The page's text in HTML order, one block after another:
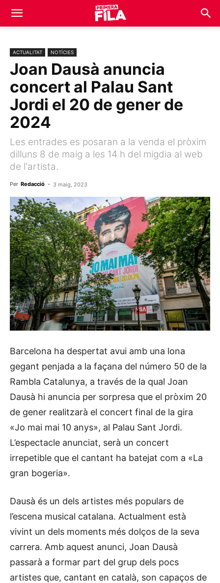
ACTUALITAT NOTÍCIES
Joan Dausà anuncia
concert al Palau Sant
Jordi el 20 de gener de
2024
Les entrades es posaran a la venda el pròxim
dilluns 8 de maig a les 14 h del migdia al web
de l'artista.
Per Redacció - 3 maig, 2023
Barcelona ha despertat avui amb una lona
gegant penjada a la façana del número 50 de la
Rambla Catalunya, a través de la qual Joan
Dausà hi anuncia per sorpresa que el pròxim 20
de gener realitzarà el concert final de la gira
«Jo mai mai 10 anys», al Palau Sant Jordi.
L’espectacle anunciat, serà un concert
irrepetible que el cantant ha batejat com a «La
gran bogeria».
Dausà és un dels artistes més populars de
l’escena musical catalana. Actualment està
vivint un dels moments més dolços de la seva
carrera. Amb aquest anunci, Joan Dausà
passarà a formar part del grup dels pocs
artistes que, cantant en català, son capaços de